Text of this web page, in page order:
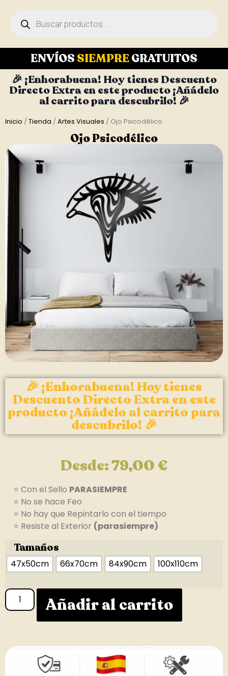
ENVÍOS SIEMPREGRATUITOS
🎉 ¡Enhorabuena! Hoy tienes Descuento
Directo Extra en este producto ¡Añádelo
al carrito para descubrilo! 🎉
Inicio /Tienda /Artes Visuales / Ojo Psicodélico
Ojo Psicodélico
🎉 ¡Enhorabuena! Hoy tienes
Descuento Directo Extra en este
producto ¡Añádelo al carrito para
descubrilo! 🎉
Desde:79,00€
⭐ Con el Sello PARASIEMPRE
⭐ No se hace Feo
⭐ No hay que Repintarlo con el tiempo
⭐ Resiste al Exterior (parasiempre)
Tamaños
47x50cm 66x70cm 84x90cm 100x110cm
Añadir al carrito